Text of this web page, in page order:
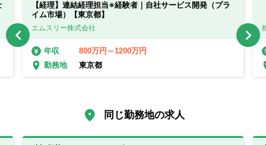
【経理】連結経理担当※経験者｜自社サービス開発（プラ
イム市場）【東京都】
エムスリー株式会社
年収
800万円～1200万円
勤務地
東京都
同じ勤務地の求人